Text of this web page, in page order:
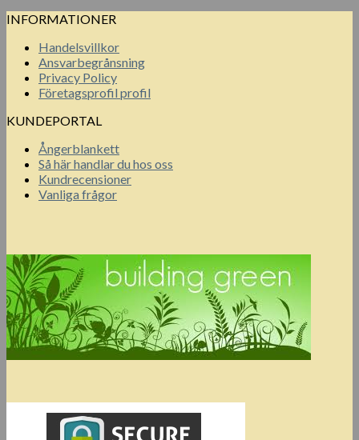
INFORMATIONER
Handelsvillkor
Ansvarbegrånsning
Privacy Policy
Företagsprofil profil
KUNDEPORTAL
Ångerblankett
Så här handlar du hos oss
Kundrecensioner
Vanliga frågor